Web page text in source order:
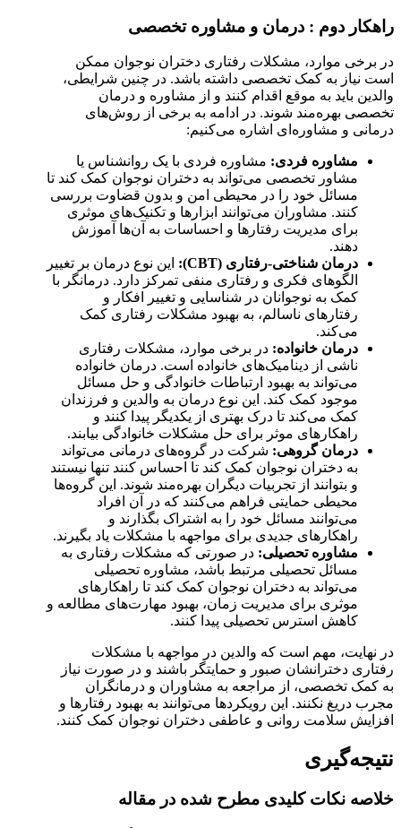
راهکار دوم : درمان و مشاوره تخصصی
در برخی موارد، مشکلات رفتاری دختران نوجوان ممکن
است نیاز به کمک تخصصی داشته باشد. در چنین شرایطی،
والدین باید به موقع اقدام کنند و از مشاوره و درمان
تخصصی بهره‌مند شوند. در ادامه به برخی از روش‌های
درمانی و مشاوره‌ای اشاره می‌کنیم:
مشاوره فردی: مشاوره فردی با یک روانشناس یا
مشاور تخصصی می‌تواند به دختران نوجوان کمک کند تا
مسائل خود را در محیطی امن و بدون قضاوت بررسی
کنند. مشاوران می‌توانند ابزارها و تکنیک‌های موثری
برای مدیریت رفتارها و احساسات به آن‌ها آموزش
دهند.
درمان شناختی-رفتاری (CBT):
این نوع درمان بر تغییر
الگوهای فکری و رفتاری منفی تمرکز دارد. درمانگر با
کمک به نوجوانان در شناسایی و تغییر افکار و
رفتارهای ناسالم، به بهبود مشکلات رفتاری کمک
می‌کند.
درمان خانواده: در برخی موارد، مشکلات رفتاری
ناشی از دینامیک‌های خانواده است. درمان خانواده
می‌تواند به بهبود ارتباطات خانوادگی و حل مسائل
موجود کمک کند. این نوع درمان به والدین و فرزندان
کمک می‌کند تا درک بهتری از یکدیگر پیدا کنند و
راهکارهای موثر برای حل مشکلات خانوادگی بیابند.
درمان گروهی: شرکت در گروه‌های درمانی می‌تواند
به دختران نوجوان کمک کند تا احساس کنند تنها نیستند
و بتوانند از تجربیات دیگران بهره‌مند شوند. این گروه‌ها
محیطی حمایتی فراهم می‌کنند که در آن افراد
می‌توانند مسائل خود را به اشتراک بگذارند و
راهکارهای جدیدی برای مواجهه با مشکلات یاد بگیرند.
مشاوره تحصیلی: در صورتی که مشکلات رفتاری به
مسائل تحصیلی مرتبط باشد، مشاوره تحصیلی
می‌تواند به دختران نوجوان کمک کند تا راهکارهای
موثری برای مدیریت زمان، بهبود مهارت‌های مطالعه و
کاهش استرس تحصیلی پیدا کنند.
در نهایت، مهم است که والدین در مواجهه با مشکلات
رفتاری دخترانشان صبور و حمایتگر باشند و در صورت نیاز
به کمک تخصصی، از مراجعه به مشاوران و درمانگران
مجرب دریغ نکنند. این رویکردها می‌توانند به بهبود رفتارها و
افزایش سلامت روانی و عاطفی دختران نوجوان کمک کنند.
نتیجه‌گیری
خلاصه نکات کلیدی مطرح شده در مقاله